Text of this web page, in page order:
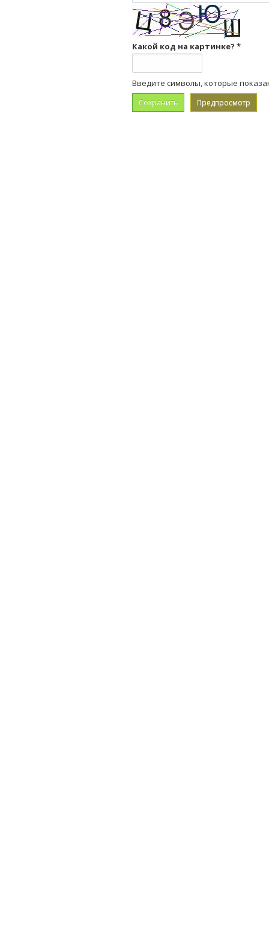
Какой код на картинке? *
Введите символы, которые